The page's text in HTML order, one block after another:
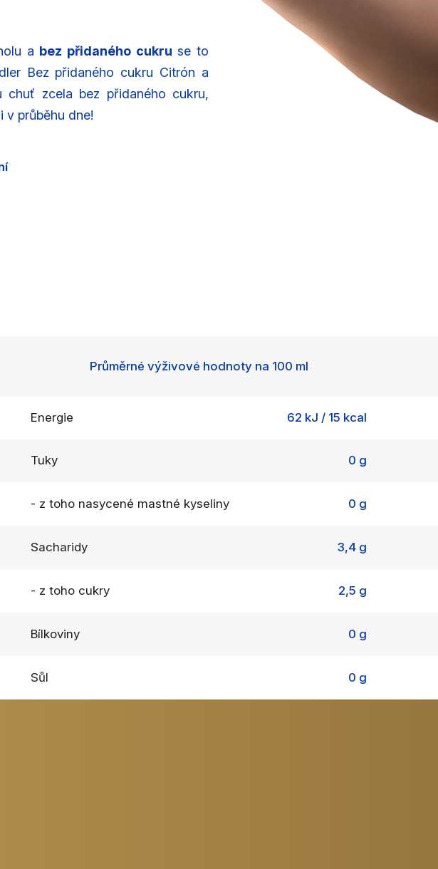
a bez přidaného cukru se to
Bez přidaného cukru Citrón a
zcela bez přidaného cukru,
v průběhu dne!
Průměrné výživové hodnoty na 100 ml
Energie 62 kJ / 15 kcal
Tuky 0 g
- z toho nasycené mastné kyseliny 0 g
Sacharidy 3,4 g
- z toho cukry 2,5 g
Bílkoviny 0 g
Sůl 0 g